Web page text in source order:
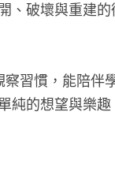
、破壞與重建
習慣，能陪伴
純的想望與樂趣